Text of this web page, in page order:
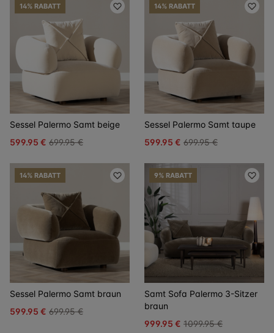
14% RABATT
Sessel Palermo Samt beige
599.95 € 699.95 €
14% RABATT
Sessel Palermo Samt taupe
599.95 € 699.95 €
14% RABATT
Sessel Palermo Samt braun
599.95 € 699.95 €
9% RABATT
Samt Sofa Palermo 3-Sitzer
braun
999.95 € 1099.95 €